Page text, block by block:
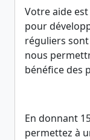
Votre aide
pour
réguliers
nous
bénéfice des
En donnant
permettez à